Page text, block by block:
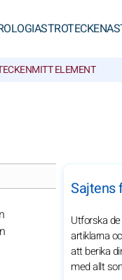
ASTROTECKEN
MITT ELEMENT
Sajtens
Utforska
artiklarna
att berika
med allt